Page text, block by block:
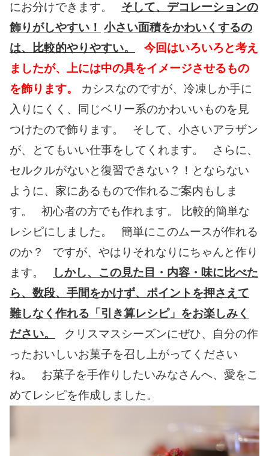
にお分けできます。 そして、デコレーションの
飾りがしやすい！ 小さい面積をかわいくするの
は、比較的やりやすい。
今回はいろいろと考え
ましたが、上には中の具をイメージさせるもの
を飾ります。
カシスなのですが、冷凍しか手に
入りにくく、同じベリー系のかわいいものを見
つけたので飾ります。 そして、小さいアラザン
が、とてもいい仕事をしてくれます。 さらに、
セルクルがないと復習できない？！とならない
ように、家にあるもので作れるご案内もしま
す。 初心者の方でも作れます。 比較的簡単な
レシピにしました。 簡単にこのムースが作れる
のか？ ですが、やはりそれなりにちゃんと作り
ます。
しかし、この見た目・内容・味に比べた
ら、数段、手間をかけず、ポイントを押さえて
難しなく作れる「引き算レシピ」をお楽しみく
ださい。
クリスマスシーズンにぜひ、自分の作
ったおいしいお菓子を召し上がってください
ね。 お菓子を手作りしたいみなさんへ、愛をこ
めてレシピを作成しました。